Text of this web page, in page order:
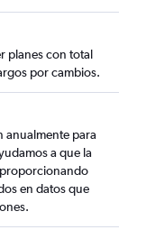
planes con total
por cambios.
anualmente para
a que la
en datos que